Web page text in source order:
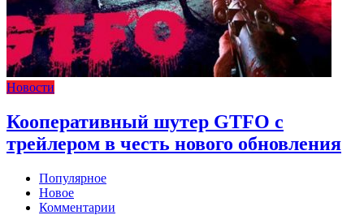
Новости
Кооперативный шутер GTFO с
трейлером в честь нового обновления
Популярное
Новое
Комментарии